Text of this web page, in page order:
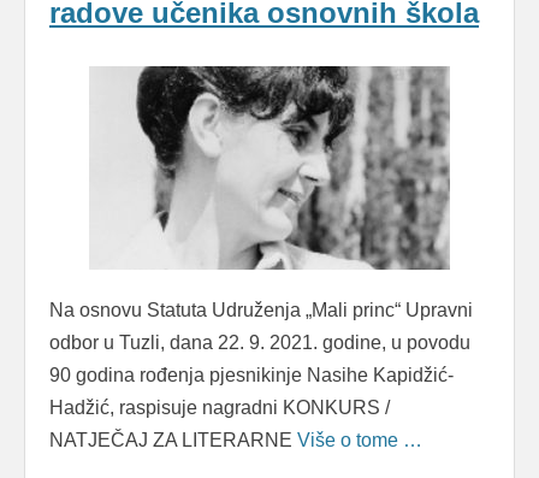
radove učenika osnovnih škola
Na osnovu Statuta Udruženja „Mali princ“ Upravni
odbor u Tuzli, dana 22. 9. 2021. godine, u povodu
90 godina rođenja pjesnikinje Nasihe Kapidžić-
Hadžić, raspisuje nagradni KONKURS /
NATJEČAJ ZA LITERARNE Više o tome …